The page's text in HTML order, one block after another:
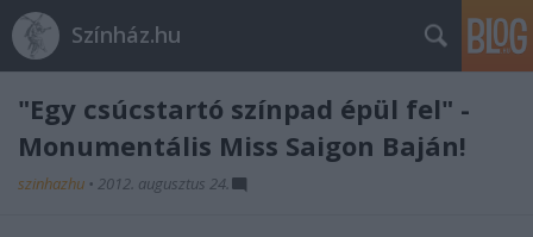
Színház.hu
"Egy csúcstartó színpad épül fel" -
Monumentális Miss Saigon Baján!
szinhazhu • 2012. augusztus 24.